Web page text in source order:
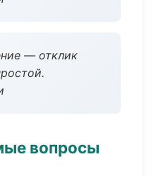
— отклик
вопросы